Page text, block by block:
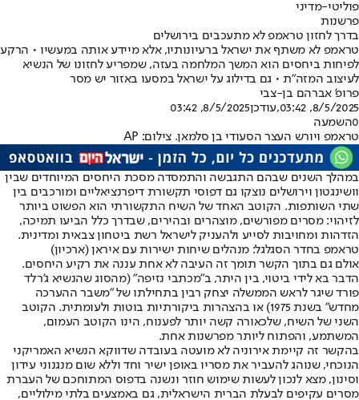
פוליטי-מדיני
פרשנות
בדרך לחזון טראמפ לא מתעכבים בירושלים
טראמפ לא משתף את ישראל ברעיונותיו, אלא מיידע אותה במעשיו • הרקע
לפיחות ביחסים הוא המשך המלחמה בעזה, שמפריע לחזונו של הנשיא
לעיצוב המזה"ת • גם בדילוג על ישראל במסעו באזור יש מסר
פרופ' אברהם בן-צבי
8/5/2025, 03:42
,עודכן8/5/2025, 03:42
0השמעה
טראמפ ויורש העצר הסעודי בן סלמאן. צילום: AP
במהלך השנים שבהם התגבשה והתמסדה מסכת היחסים המיוחדים שבין
וושינגטון וירושלים נוצקו גם דפוסי תקשורת דיפרנציאליים ומורכבים בין
שתי השותפות. הקוטב האחד של השיח התקשורתי הוא הפשוט ביותר
לזיהוי: מסרים מפורשים, מוצהרים ובהירים, שבדרך כלל הביעו תמיכה,
הזדהות ומחויבות לסייע ולהעניק לישראל רשת ביטחון צבאית ומדינית.
טראמפ בחדר הסגלגל: מנהלים שיחות ישירות עם איראן (ארכיון)
אולם גם בתוך הקשר תומך זה העיבה לא אחת עננה את רקיע היחסים.
הדבר בא לידי ביטוי, בין היתר, ב"מכתבי נזיפה" (מהסוג שהנשיא ג'רלד
פורד שיגר לראש הממשלה יצחק רבין בתחילתו של "משבר ההערכה
מחדש" בשנת 1975) או בהצהרות ביקורתיות בוטות ולעומתית. הקוטב
השני של השיח, שלכאורה קשה יותר לפענוח, הינו הקוטב העמום,
המשתמע, והפתוח ליותר מפרשנות אחת.
בהקשר זה קיימת אירוניה לא מועטה בעובדה שדווקא הנשיא האמריקני
הנוכחי, שנוהג להעביר את מסריו באופן ישיר וחד וללא שום מנגנוני עידון
וסינון, מצא לנכון לעשות שימוש חוזר ונשנה בדפוס המתוחכם של העברת
מסרים עקיפים לבעלת הברית הישראלית, גם באמצעים בלתי מילוליים,